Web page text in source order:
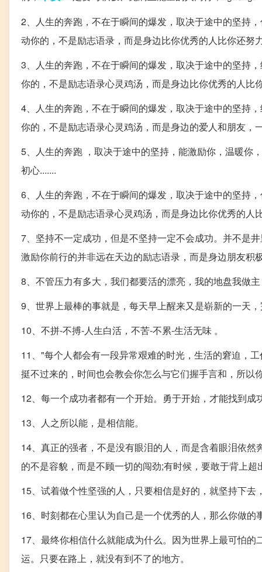
2、人生的奔跑，不在于瞬间的爆发，取决于途中的坚持
动你的，不是励志语录，而是身边比你优秀的人比你还努
3、人生的奔跑，不在于瞬间的爆发，取决于途中的坚持
你的，不是励志语录心灵鸡汤，而是身边比你优秀的人
4、人生的奔跑，不在于瞬间的爆发，取决于途中的坚持
你的，不是励志语录心灵鸡汤，而是身边的爱人和朋友
5、人生的奔跑 ，取决于途中的坚持，能激励你，温暖你
初心.......
6、人生的奔跑，不在于瞬间的爆发，取决于途中的坚持
动你的，不是励志语录心灵鸡汤，而是身边比你优秀的人
7、坚持不一定成功，但是不坚持一定不会成功。并不是
激励你前行的并非远在天边的励志语录，而是身边朋友
8、不管压力有多大，我们都要活的漂亮，我的地盘我做
9、世界上最棒的事就是，每天早上醒来又是崭新的一天
10、不拼-不搏-人生白活，不苦-不累-生活无味 。
11、"每个人都会有一段异常艰难的时光，生活的窘迫，
挺不过来的，时间也会教会你怎么与它们握手言和，所
12、每一个成功者都有一个开始。勇于开始，才能找到成
13、人之所以能，是相信能。
14、真正的强者，不是没有眼泪的人，而是含着眼泪依
的不是容貌，而是不顾一切的闯劲;有时候，要敢于背上
15、试着做个性坚强的人，只要相信是好的，就坚持下去
16、时刻都在心里认为自己是一个优秀的人，那么你做的
17、最终你相信什么就能成为什么。因为世界上最可怕
运。只要在路上，就没有到不了的地方。